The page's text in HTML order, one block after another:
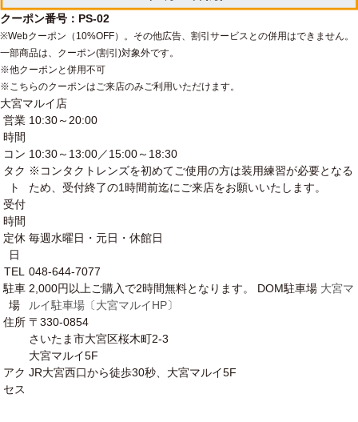
クーポン番号：PS-02
※Webクーポン（10%OFF）。その他広告、割引サービスとの併用はできません。
一部商品は、クーポン(割引)対象外です。
※他クーポンと併用不可
※こちらのクーポンはご来店のみご利用いただけます。
大宮マルイ店
営業
時間
10:30～20:00
コン
タク
ト
受付
時間
10:30～13:00／15:00～18:30
※コンタクトレンズを初めてご使用の方は装用練習が必要となる
ため、受付終了の1時間前迄にご来店をお願いいたします。
定休
日
毎週水曜日・元日・休館日
TEL
048-644-7077
駐車
場
2,000円以上ご購入で2時間無料となります。 DOM駐車場 大宮マ
ルイ駐車場〔大宮マルイHP〕
住所 〒330-0854
さいたま市大宮区桜木町2-3
大宮マルイ5F
アク
セス
JR大宮西口から徒歩30秒、大宮マルイ5F